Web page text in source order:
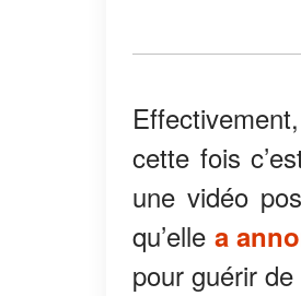
cette fois
une vidéo
qu’elle a
pour guérir